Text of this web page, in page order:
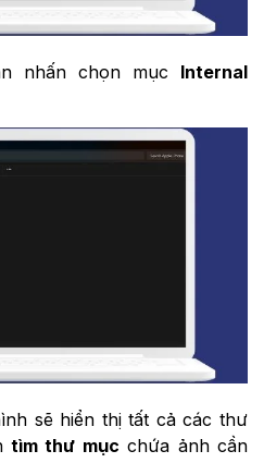
nhấn chọn mục Internal
sẽ hiển thị tất cả các thư
tìm thư mục chứa ảnh cần